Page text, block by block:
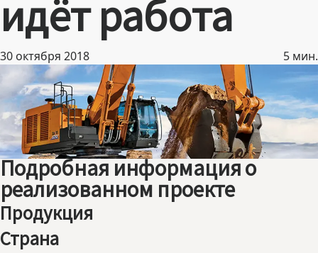
идёт работа
30 октября 2018 5 мин.
Подробная информация о
реализованном проекте
Продукция
Страна